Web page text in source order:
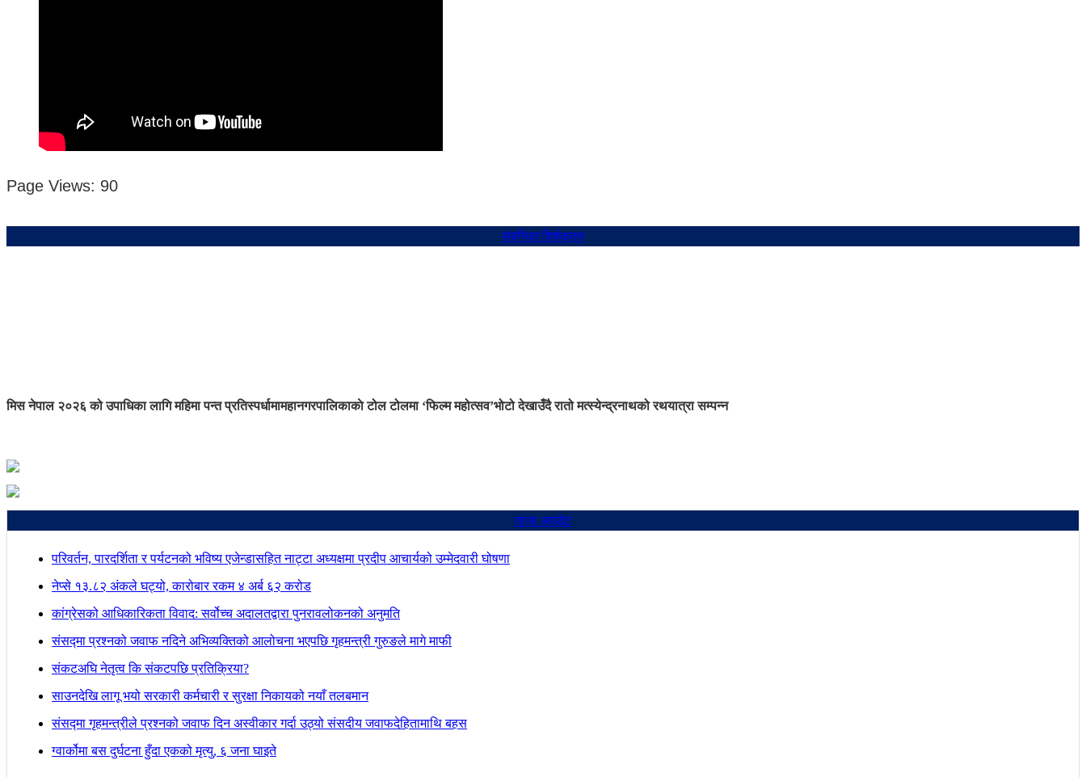
Page Views: 90
संबन्धित शिर्षकहरु
मिस नेपाल २०२६ को उपाधिका लागि महिमा पन्त प्रतिस्पर्धामामहानगरपालिकाकाे टोल टोलमा ‘फिल्म महोत्सव’भोटो देखाउँदै रातो मत्स्येन्द्रनाथको रथयात्रा सम्पन्न
ताजा अपडेट
परिवर्तन, पारदर्शिता र पर्यटनको भविष्य एजेन्डासहित नाट्टा अध्यक्षमा प्रदीप आचार्यको उम्मेदवारी घोषणा
नेप्से १३.८२ अंकले घट्यो, कारोबार रकम ४ अर्ब ६२ करोड
कांग्रेसको आधिकारिकता विवाद: सर्वोच्च अदालतद्वारा पुनरावलोकनको अनुमति
संसद्मा प्रश्नको जवाफ नदिने अभिव्यक्तिको आलोचना भएपछि गृहमन्त्री गुरुङले मागे माफी
संकटअघि नेतृत्व कि संकटपछि प्रतिक्रिया?
साउनदेखि लागू भयो सरकारी कर्मचारी र सुरक्षा निकायको नयाँ तलबमान
संसद्मा गृहमन्त्रीले प्रश्नको जवाफ दिन अस्वीकार गर्दा उठ्यो संसदीय जवाफदेहितामाथि बहस
ग्वार्कोमा बस दुर्घटना हुँदा एकको मृत्यु, ६ जना घाइते